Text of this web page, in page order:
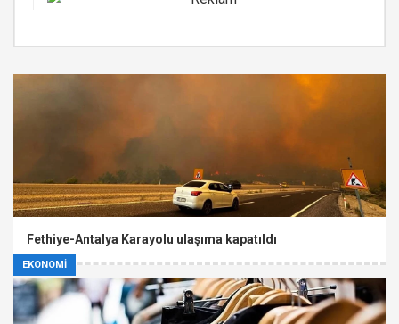
EKONOMİ
Fethiye-Antalya Karayolu ulaşıma kapatıldı